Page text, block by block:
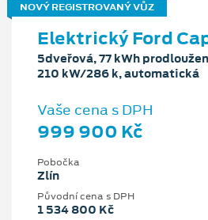
NOVÝ REGISTROVANÝ VŮZ
Elektrický Ford
5dveřová, 77 kWh
210 kW/286 k, automatická
Vaše cena s DPH
999 900 Kč
Pobočka
Zlín
Původní cena s DPH
1 534 800 Kč